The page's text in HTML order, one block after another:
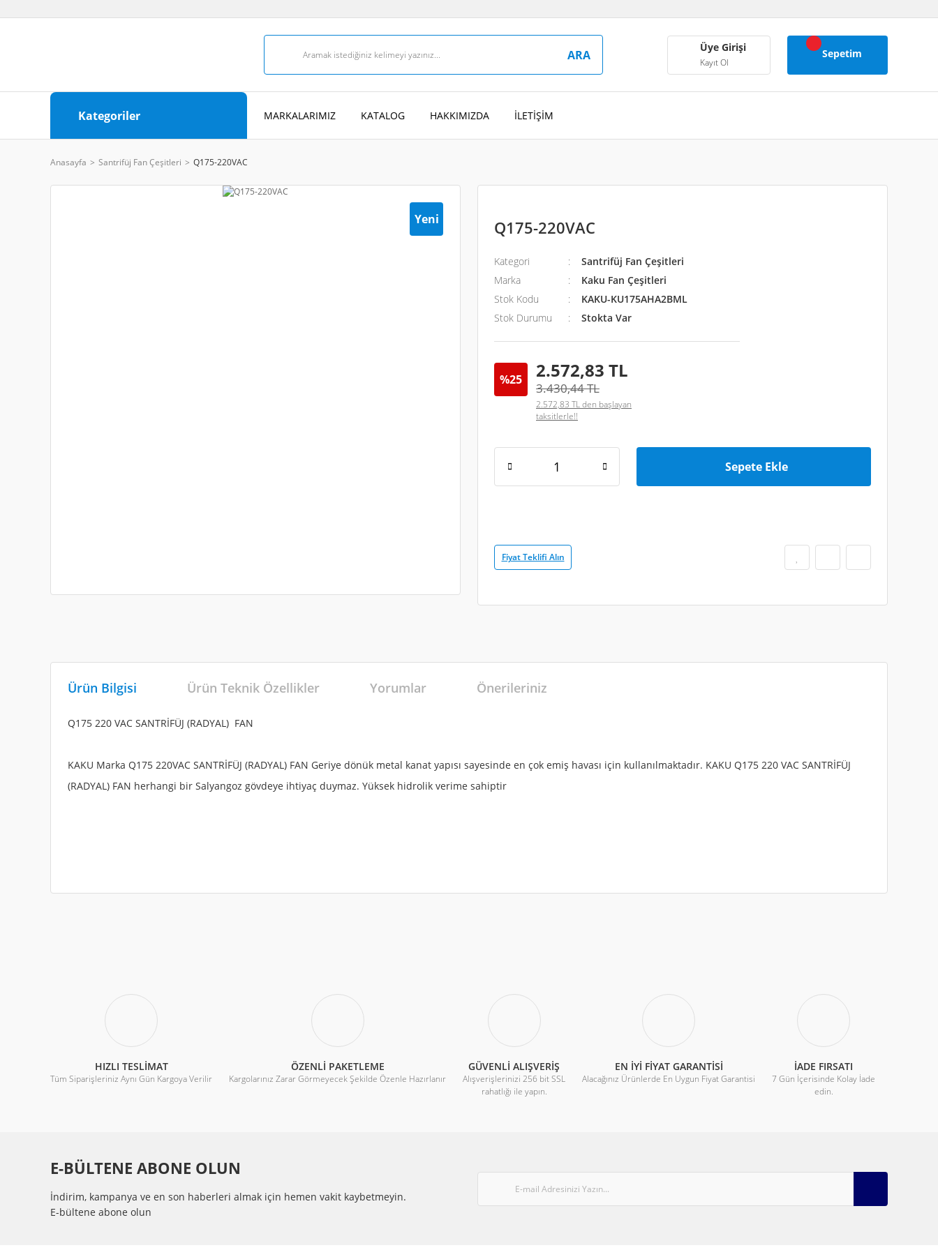
ARA Üye Girişi
Kayıt Ol
Sepetim
Kategoriler MARKALARIMIZ KATALOG HAKKIMIZDA İLETİŞİM
Anasayfa Santrifüj Fan Çeşitleri Q175-220VAC
Yeni Q175-220VAC
Kategori
Santrifüj Fan Çeşitleri
Marka
Kaku Fan Çeşitleri
Stok Kodu
KAKU-KU175AHA2BML
Stok Durumu
Stokta Var
%25 2.572,83 TL
3.430,44 TL
2.572,83 TL den başlayan
taksitlerle!!
Sepete Ekle
Fiyat Teklifi Alın
Ürün Bilgisi Ürün Teknik Özellikler Yorumlar Önerileriniz
Q175 220 VAC SANTRİFÜJ (RADYAL) FAN
KAKU Marka Q175 220VAC SANTRİFÜJ (RADYAL) FAN Geriye dönük metal kanat yapısı sayesinde en çok emiş havası için kullanılmaktadır. KAKU Q175 220 VAC SANTRİFÜJ
(RADYAL) FAN herhangi bir Salyangoz gövdeye ihtiyaç duymaz. Yüksek hidrolik verime sahiptir
EBAT : Q175
ÇALIŞMA SICAKLIGI -10°C~ +70°C
MATERYAL
PIN TYPE : KABLO
Ürün bilgilerinde hatalar bulunuyor.
Ürün fiyatı diğer sitelerden daha pahalı.
Bu ürüne benzer farklı alternatifler olmalı.
HIZLI TESLİMAT
Tüm Siparişleriniz Aynı Gün Kargoya Verilir
ÖZENLİ PAKETLEME
Kargolarınız Zarar Görmeyecek Şekilde Özenle Hazırlanır
GÜVENLİ ALIŞVERİŞ
Alışverişlerinizi 256 bit SSL
rahatlığı ile yapın.
EN İYİ FİYAT GARANTİSİ
Alacağınız Ürünlerde En Uygun Fiyat Garantisi
İADE FIRSATI
7 Gün İçerisinde Kolay İade
edin.
E-BÜLTENE ABONE OLUN
İndirim, kampanya ve en son haberleri almak için hemen vakit kaybetmeyin.
E-bültene abone olun